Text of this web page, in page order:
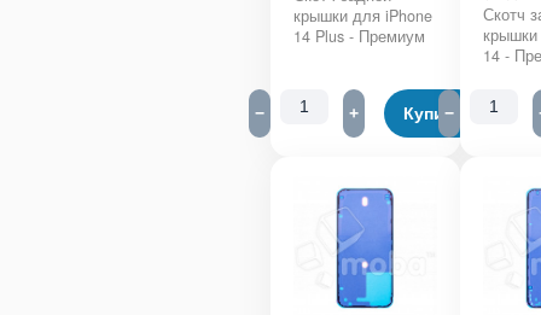
крышки для iPhone
14 Plus - Премиум
− + Купить
Скотч
14 -
−